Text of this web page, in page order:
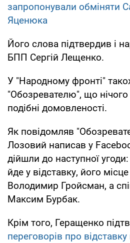
запропонували обміняти
Яценюка
Його слова підтвердив і
БПП Сергій Лещенко.
У "Народному фронті"
"Обозревателю", що
подібні домовленості.
Як повідомляв
Лозовий написав у
дійшли до наступної
йде у відставку, його
Володимир Гройсман, а
Максим Бурбак.
Крім того, Геращенко
переговорів про